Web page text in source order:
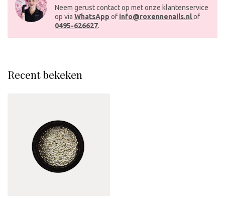
Neem gerust contact op met onze klantenservice
op via WhatsApp of info@roxennenails.nlof
0495-626627.
Recent bekeken